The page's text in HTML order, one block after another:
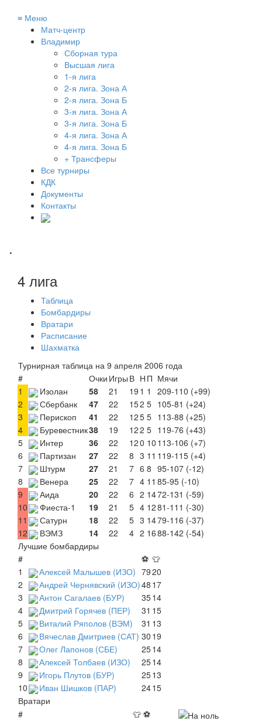
≡ Меню
Матч-центр
Владимир
Сборная тура
Высшая лига
1-я лига
2-я лига. Зона А
2-я лига. Зона Б
3-я лига. Зона А
3-я лига. Зона Б
4-я лига. Зона А
4-я лига. Зона Б
+ Трансферы
Все турниры
КДК
Документы
Контакты
.
4 лига
Таблица
Бомбардиры
Вратари
Расписание
Шахматка
Турнирная таблица на 9 апреля 2006 года
#
Очки Игры В Н П Мячи
1
Изолан 58 21 19 1 1
209-110 (+99)
2
Сбербанк 47 22 152 5 105-81 (+24)
3
Перископ 41 22 125 5 113-88 (+25)
4
Буревестник38 19 122 5 119-76 (+43)
5
Интер 36 22 120 10 113-106 (+7)
6
Партизан 27 22 8 3 11 119-115 (+4)
7
Штурм 27 21 7 6 8 95-107 (-12)
8
Венера 25 22 7 4 11 85-95 (-10)
9
Аида 20 22 6 2 1472-131 (-59)
10
Фиеста-1 19 21 5 4 1281-111 (-30)
11
Сатурн 18 22 5 3 1479-116 (-37)
12
ВЭМЗ 14 22 4 2 1688-142 (-54)
Лучшие бомбардиры
#
⚽ 👕
1
Алексей Малышев (ИЗО) 7920
2
Андрей Чернявский (ИЗО)48 17
3
Антон Сагалаев (БУР) 3514
4
Дмитрий Горячев (ПЕР) 31 15
5
Виталий Ряполов (ВЭМ) 31 13
6
Вячеслав Дмитриев (САТ) 30 19
7
Олег Лапонов (СБЕ) 2514
8
Алексей Толбаев (ИЗО) 2514
9
Игорь Плутов (БУР) 2513
10
Иван Шишков (ПАР) 2415
Вратари
#
👕 ⚽